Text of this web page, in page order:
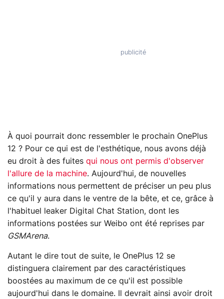
À quoi pourrait donc ressembler le prochain OnePlus
12 ? Pour ce qui est de l'esthétique, nous avons déjà
eu droit à des fuites qui nous ont permis d'observer
l'allure de la machine. Aujourd'hui, de nouvelles
informations nous permettent de préciser un peu plus
ce qu'il y aura dans le ventre de la bête, et ce, grâce à
l'habituel leaker Digital Chat Station, dont les
informations postées sur Weibo ont été reprises par
GSMArena.
Autant le dire tout de suite, le OnePlus 12 se
distinguera clairement par des caractéristiques
boostées au maximum de ce qu'il est possible
aujourd'hui dans le domaine. Il devrait ainsi avoir droit